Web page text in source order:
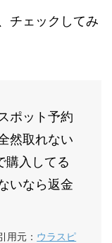
チェックしてみ
ポット予約
然取れない
購入してる
いなら返金
用元： ウラスピ